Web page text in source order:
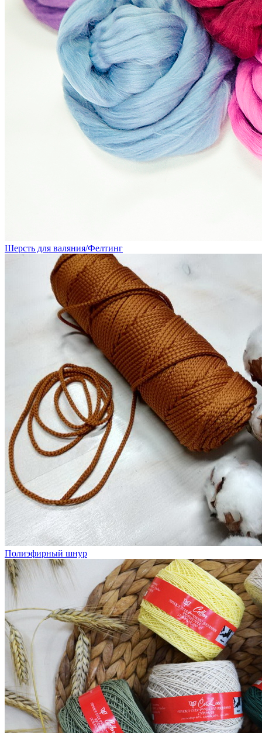
Шерсть для валяния/Фелтинг
Полиэфирный шнур